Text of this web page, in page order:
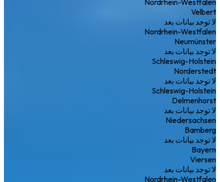
Velbert
لا توجد بيانات بعد
Nordrhein-Westfalen
Neumünster
لا توجد بيانات بعد
Schleswig-Holstein
Norderstedt
لا توجد بيانات بعد
Schleswig-Holstein
Delmenhorst
لا توجد بيانات بعد
Niedersachsen
Bamberg
لا توجد بيانات بعد
Bayern
Viersen
لا توجد بيانات بعد
Nordrhein-Westfalen